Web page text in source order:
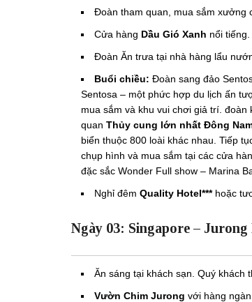
Đoàn tham quan, mua sắm xưởng
Cửa hàng Dầu Gió Xanh nổi tiếng.
Đoàn Ăn trưa tại nhà hàng lẩu
Buổi chiều: Đoàn sang đảo
Sentosa – một phức hợp du lịch ấn
mua sắm và khu vui chơi giả trí.
quan Thủy cung lớn nhất Đông Nam
biển thuộc 800 loài khác nhau. Tiếp
chụp hình và mua sắm tại các cửa
đặc sắc Wonder Full show – Marina
Nghỉ đêm Quality Hotel***hoặc
Ngày 03: Singapore –
Ăn sáng tại khách sạn. Quý khách
Vườn Chim Jurong với hàng